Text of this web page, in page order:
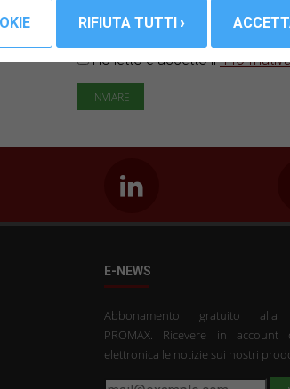
Ho letto e accetto il
E-NEWS
Abbonamento gratuito alla
PROMAX. Ricevere in
elettronica le notizie sui nostri